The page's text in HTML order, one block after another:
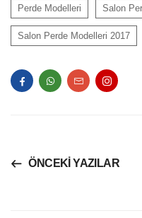
Perde Modelleri Salon
Salon Perde Modelleri 2017
ÖNCEKI YAZILAR